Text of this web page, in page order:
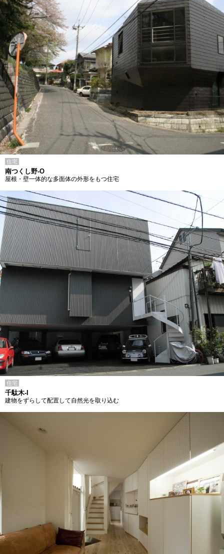
住宅
南つくし野-O
屋根・壁一体的な多面体の外形をもつ住宅
住宅
千駄木-I
建物をずらして配置して自然光を取り込む